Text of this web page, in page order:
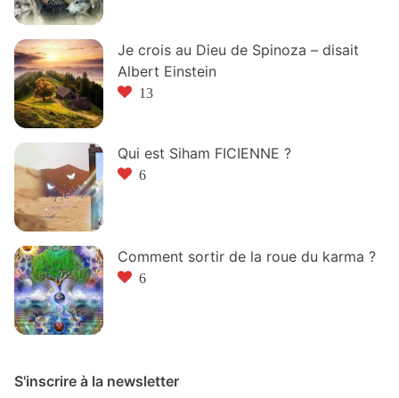
Je crois au Dieu de Spinoza – disait
Albert Einstein
13
Qui est Siham FICIENNE ?
6
Comment sortir de la roue du karma ?
6
S'inscrire à la newsletter